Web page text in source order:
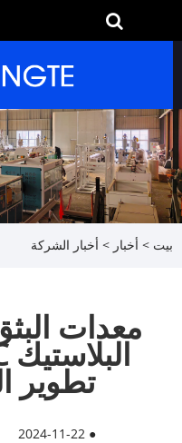
بيت > أخبار > أخبار الشركة
معدات
تطوير
●
2024-11-22